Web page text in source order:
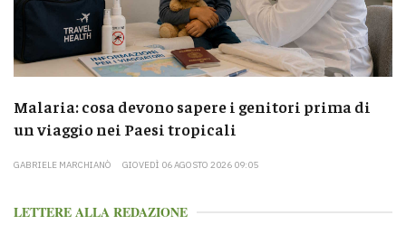
Malaria: cosa devono sapere i genitori prima di
un viaggio nei Paesi tropicali
GABRIELE MARCHIANÒ GIOVEDÌ 06 AGOSTO 2026 09:05
LETTERE ALLA REDAZIONE